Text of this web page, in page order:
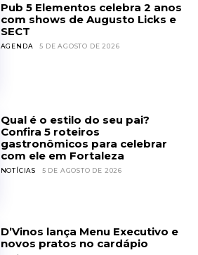
Pub 5 Elementos celebra 2 anos
com shows de Augusto Licks e
SECT
AGENDA 5 DE AGOSTO DE 2026
Qual é o estilo do seu pai?
Confira 5 roteiros
gastronômicos para celebrar
com ele em Fortaleza
NOTÍCIAS 5 DE AGOSTO DE 2026
D’Vinos lança Menu Executivo e
novos pratos no cardápio